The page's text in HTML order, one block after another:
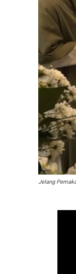
Jelang